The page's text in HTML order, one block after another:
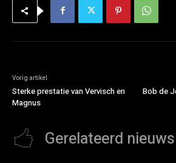
Vorig artikel
Sterke prestatie van Vervisch en
Magnus
Bob de
Gerelateerd nieuws